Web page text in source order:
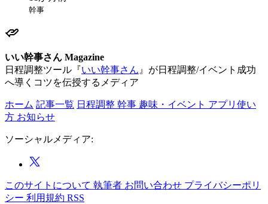
幹事
いい幹事さん Magazine
日程調整ツール『いい幹事さん 』が日程調整/イベント成功
へ導くコツを伝授するメディア
ホーム 記事一覧 日程調整 幹事 趣味・イベント アプリ使い
方 お知らせ
ソーシャルメディア:
このサイトについて 執筆者 お問い合わせ プライバシーポリ
シー 利用規約 RSS